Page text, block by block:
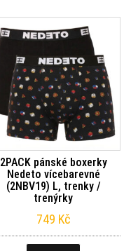
2PACK pánské boxerky
Nedeto vícebarevné
(2NBV19) L, trenky /
trenýrky
749 Kč